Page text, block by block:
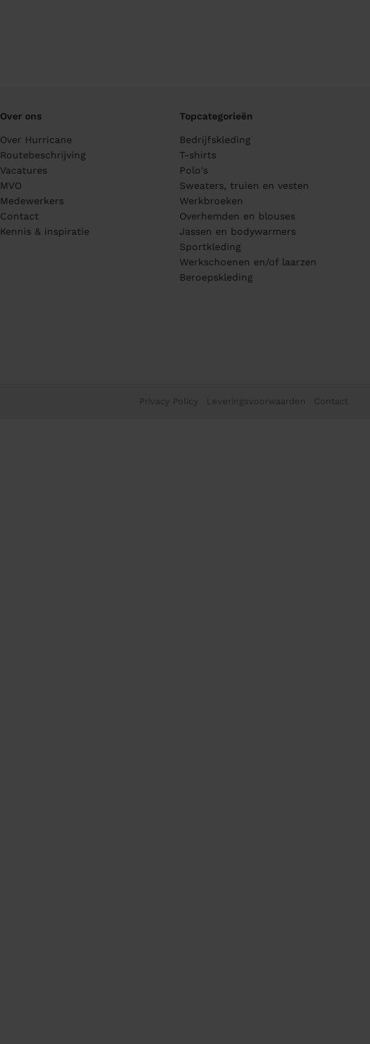
Over ons
Over Hurricane
Routebeschrijving
Vacatures
MVO
Medewerkers
Contact
Kennis & inspiratie
Topcategorieën
Bedrijfskleding
T-shirts
Polo's
Sweaters, truien en vesten
Werkbroeken
Overhemden en blouses
Jassen en bodywarmers
Sportkleding
Werkschoenen en/of laarzen
Beroepskleding
Privacy Policy Leveringsvoorwaarden Contact